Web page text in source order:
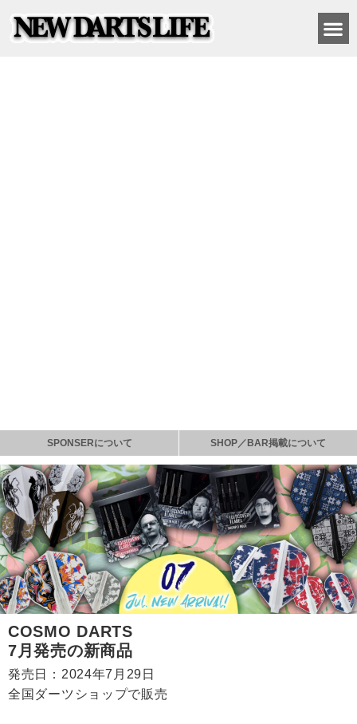
SPONSERについて SHOP／BAR掲載について
COSMO DARTS
7月発売の新商品
発売日：2024年7月29日
全国ダーツショップで販売